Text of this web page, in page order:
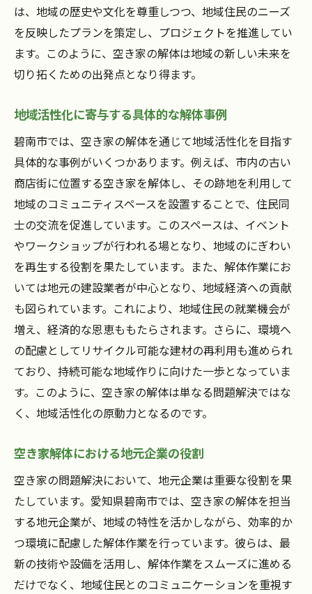
は、地域の歴史や文化を尊重しつつ、地域住民のニーズ
を反映したプランを策定し、プロジェクトを推進してい
ます。このように、空き家の解体は地域の新しい未来を
切り拓くための出発点となり得ます。
地域活性化に寄与する具体的な解体事例
碧南市では、空き家の解体を通じて地域活性化を目指す
具体的な事例がいくつかあります。例えば、市内の古い
商店街に位置する空き家を解体し、その跡地を利用して
地域のコミュニティスペースを設置することで、住民同
士の交流を促進しています。このスペースは、イベント
やワークショップが行われる場となり、地域のにぎわい
を再生する役割を果たしています。また、解体作業にお
いては地元の建設業者が中心となり、地域経済への貢献
も図られています。これにより、地域住民の就業機会が
増え、経済的な恩恵ももたらされます。さらに、環境へ
の配慮としてリサイクル可能な建材の再利用も進められ
ており、持続可能な地域作りに向けた一歩となっていま
す。このように、空き家の解体は単なる問題解決ではな
く、地域活性化の原動力となるのです。
空き家解体における地元企業の役割
空き家の問題解決において、地元企業は重要な役割を果
たしています。愛知県碧南市では、空き家の解体を担当
する地元企業が、地域の特性を活かしながら、効率的か
つ環境に配慮した解体作業を行っています。彼らは、最
新の技術や設備を活用し、解体作業をスムーズに進める
だけでなく、地域住民とのコミュニケーションを重視す